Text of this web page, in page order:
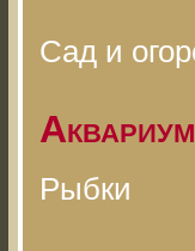
Сад и
Аквариум
Рыбки